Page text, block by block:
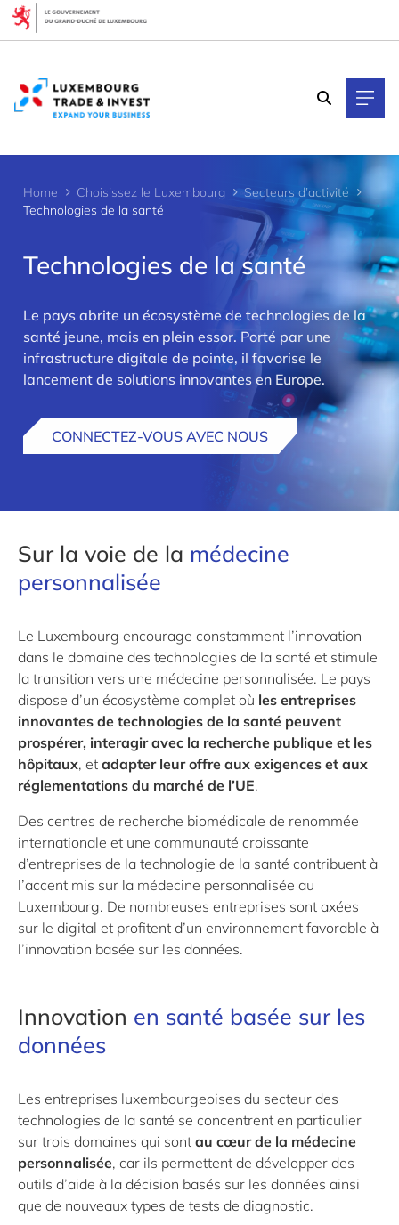
Home Choisissez le Luxembourg
Secteurs d’activité
Technologies de la santé
Technologies de la santé
Le pays abrite un écosystème de technologies de la
santé jeune, mais en plein essor. Porté par une
infrastructure digitale de pointe, il favorise le
lancement de solutions innovantes en Europe.
CONNECTEZ-VOUS AVEC NOUS
Sur la voie de la médecine
personnalisée
Le Luxembourg encourage constamment l’innovation
dans le domaine des technologies de la santé et stimule
la transition vers une médecine personnalisée. Le pays
dispose d’un écosystème complet où les entreprises
innovantes de technologies de la santé peuvent
prospérer, interagir avec la recherche publique et les
hôpitaux, et adapter leur offre aux exigences et aux
réglementations du marché de l’UE.
Des centres de recherche biomédicale de renommée
internationale et une communauté croissante
d’entreprises de la technologie de la santé contribuent à
l’accent mis sur la médecine personnalisée au
Luxembourg. De nombreuses entreprises sont axées
sur le digital et profitent d’un environnement favorable à
l’innovation basée sur les données.
Innovation en santé basée sur les
données
Les entreprises luxembourgeoises du secteur des
technologies de la santé se concentrent en particulier
sur trois domaines qui sont au cœur de la médecine
personnalisée, car ils permettent de développer des
outils d’aide à la décision basés sur les données ainsi
que de nouveaux types de tests de diagnostic.
Cookies management panel